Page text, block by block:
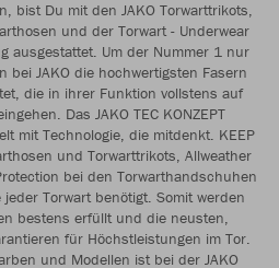
bist Du mit den JAKO Torwarttrikots,
und der Torwart - Underwear
ausgestattet. Um der Nummer 1 nur
bei JAKO die hochwertigsten Fasern
die in ihrer Funktion vollstens auf
Das JAKO TEC KONZEPT
mit Technologie, die mitdenkt. KEEP
und Torwarttrikots, Allweather
bei den Torwarthandschuhen
Torwart benötigt. Somit werden
bestens erfüllt und die neusten,
für Höchstleistungen im Tor.
und Modellen ist bei der JAKO